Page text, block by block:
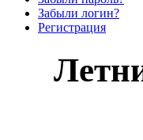
Забыли логин?
Регистрация